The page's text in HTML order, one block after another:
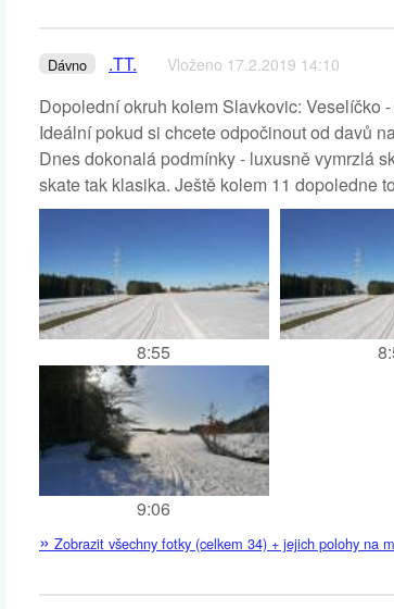
Dávno .TT. Vloženo 17.2.2019 14:10
Dopolední okruh kolem Slavkovic: Veselíčko
Ideální pokud si chcete odpočinout od davů
Dnes dokonalá podmínky - luxusně vymrzlá
skate tak klasika. Ještě kolem 11 dopoledne
8:55
9:06
» Zobrazit všechny fotky (celkem 34) + jejich polohy na